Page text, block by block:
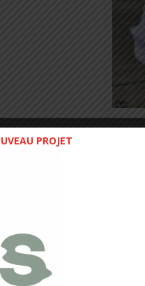
PROJET